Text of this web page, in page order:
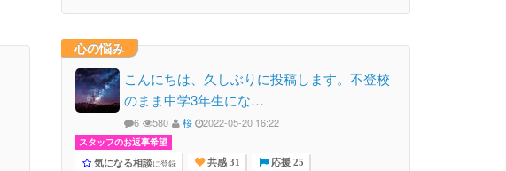
心の悩み
こんにちは、久しぶりに投稿します。不登校
のまま中学3年生にな…
6 580 桜 2022-05-20 16:22
スタッフのお返事希望
気になる相談に登録 共感 31 応援 25